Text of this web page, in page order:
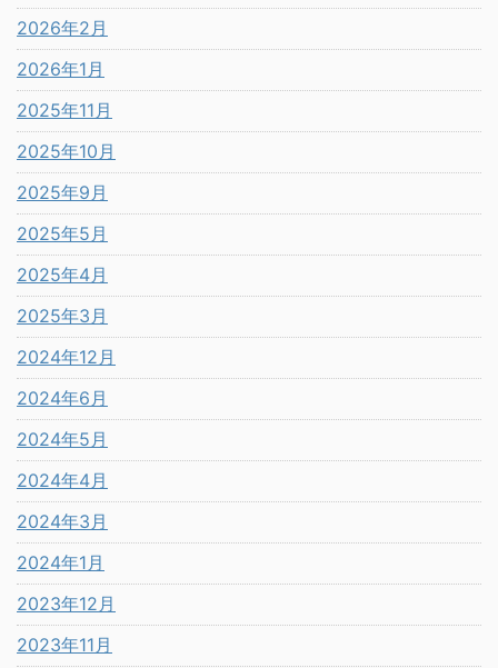
2026年2月
2026年1月
2025年11月
2025年10月
2025年9月
2025年5月
2025年4月
2025年3月
2024年12月
2024年6月
2024年5月
2024年4月
2024年3月
2024年1月
2023年12月
2023年11月